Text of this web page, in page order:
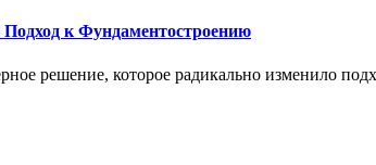
к Фундаментостроению
решение, которое радикально изменило